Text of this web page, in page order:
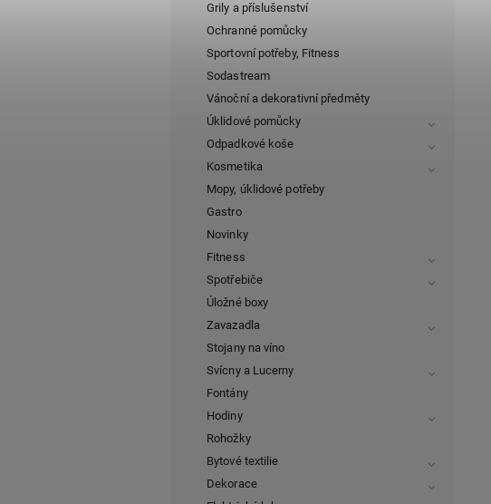
Grily a příslušenství
Ochranné pomůcky
Sportovní potřeby, Fitness
Sodastream
Vánoční a dekorativní předměty
Úklidové pomůcky
Odpadkové koše
Kosmetika
Mopy, úklidové potřeby
Gastro
Novinky
Fitness
Spotřebiče
Úložné boxy
Zavazadla
Stojany na víno
Svícny a Lucerny
Fontány
Hodiny
Rohožky
Bytové textilie
Dekorace